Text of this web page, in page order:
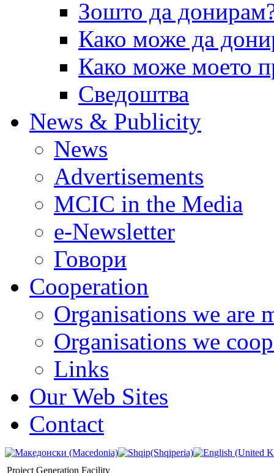
Зошто да
Како може да
Како може моето
Сведоштва
News & Publicity
News
Advertisements
MCIC in the Media
e-Newsletter
Говори
Cooperation
Organisations we are
Organisations we
Links
Our Web Sites
Contact
Project Generation Facility